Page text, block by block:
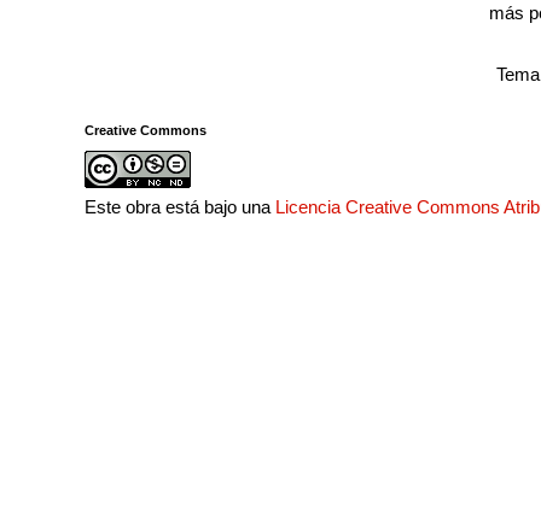
más
Creative Commons
Este obra está bajo una Licencia Creative Commons